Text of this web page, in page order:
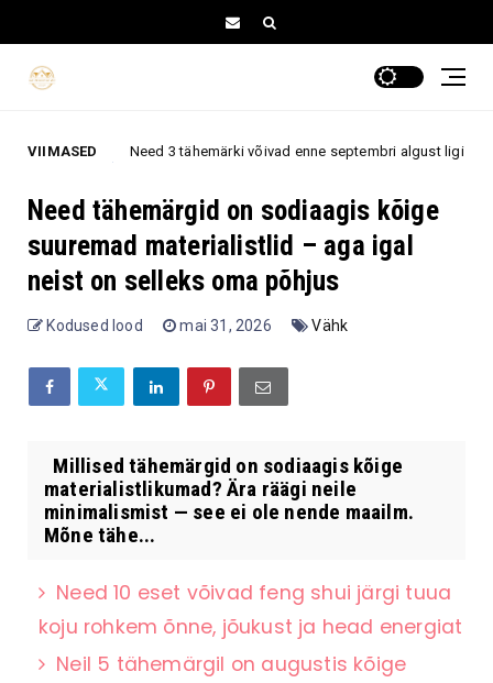
VIIMASED
Need 3 tähemärki võivad enne septembri algust ligi tõmmata eriti
Need tähemärgid on sodiaagis kõige
suuremad materialistlid – aga igal
neist on selleks oma põhjus
Kodused lood mai 31, 2026 Vähk
Millised tähemärgid on sodiaagis kõige
materialistlikumad? Ära räägi neile
minimalismist — see ei ole nende maailm.
Mõne tähe...
Need 10 eset võivad feng shui järgi tuua
koju rohkem õnne, jõukust ja head energiat
Neil 5 tähemärgil on augustis kõige